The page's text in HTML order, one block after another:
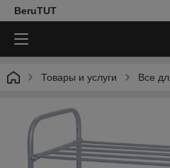
BeruTUT
Товары и услуги Все